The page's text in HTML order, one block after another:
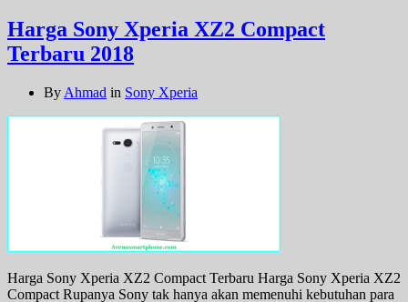
Harga Sony Xperia XZ2 Compact
Terbaru 2018
By Ahmad in Sony Xperia
Harga Sony Xperia XZ2 Compact Terbaru Harga Sony Xperia XZ2
Compact Rupanya Sony tak hanya akan memenuhi kebutuhan para